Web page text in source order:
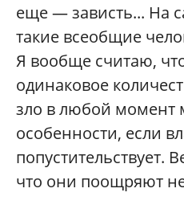
еще — зависть... На
такие всеобщие
Я вообще считаю,
одинаковое
зло в любой момент
особенности, если
попустительствует.
что они поощряют